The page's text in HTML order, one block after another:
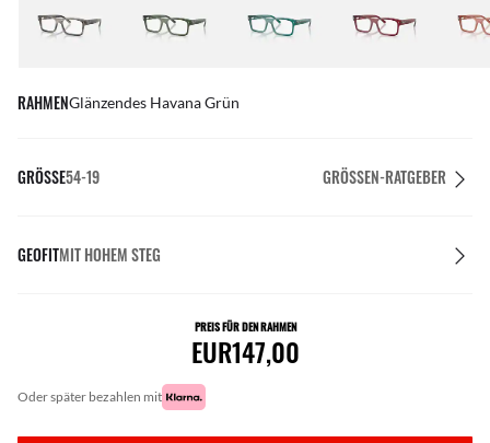
RAHMENGlänzendes Havana Grün
GRÖSSE54-19 GRÖSSEN-RATGEBER
GEOFITMIT HOHEM STEG
PREIS FÜR DEN RAHMEN
EUR147,00
oder später bezahlen mit